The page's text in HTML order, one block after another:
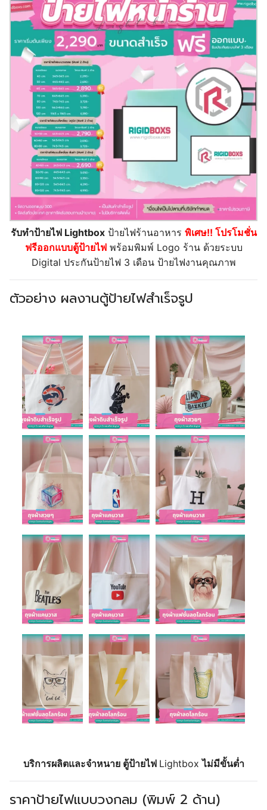
รับทำป้ายไฟ Lightboxป้ายไฟร้านอาหาร พิเศษ!! โปรโมชั่น
ฟรีออกแบบตู้ป้ายไฟพร้อมพิมพ์ Logo ร้าน ด้วยระบบ
Digital ประกันป้ายไฟ 3 เดือน ป้ายไฟงานคุณภาพ
ตัวอย่าง ผลงานตู้ป้ายไฟสำเร็จรูป
บริการผลิตและจำหนาย ตู้ป้ายไฟ Lightboxไม่มีขั้นต่ำ
ราคาป้ายไฟแบบวงกลม (พิมพ์ 2 ด้าน)